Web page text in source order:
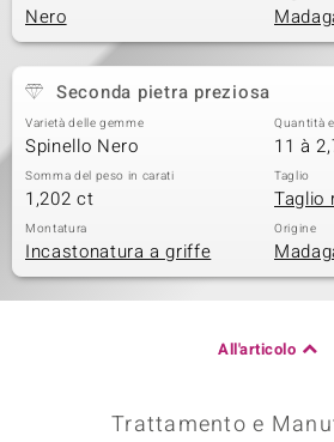
Nero
Seconda pietra preziosa
Varietà delle gemme
Spinello Nero
Quantità
11 à
Somma del peso in carati
1,202 ct
Taglio
Taglio
Montatura
Incastonatura a griffe
Origine
All'articolo
Trattamento e